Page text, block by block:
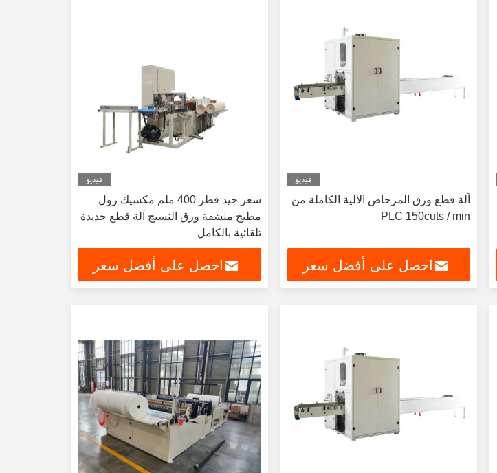
فيديو
آلة قطع ورق المرحاض الآلية الكاملة من
PLC 150cuts / min
احصل على أفضل سعر
فيديو
سعر جيد قطر 400 ملم مكسيك رول
مطبخ منشفة ورق النسيج آلة قطع جديدة
تلقائية بالكامل
احصل على أفضل سعر